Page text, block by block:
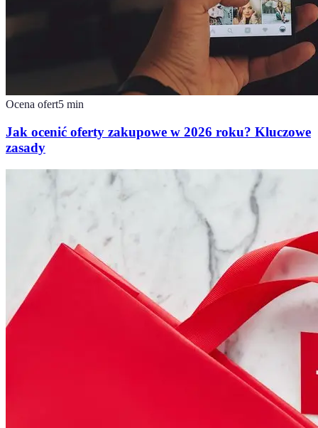
Ocena ofert5 min
Jak ocenić oferty zakupowe w 2026 roku? Kluczowe
zasady